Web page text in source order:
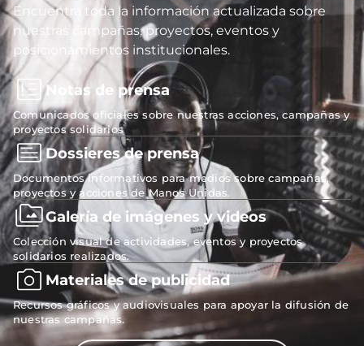
Encuentra toda la información actualizada sobre
nuestras campañas, proyectos, eventos y
posicionamientos institucionales.
Notas de prensa
Comunicados oficiales sobre nuestras acciones, campañas y
proyectos solidarios
Dossieres de prensa
Documentos informativos para medios sobre campañas,
proyectos y acciones de Manos Unidas.
Galería de imágenes y videos
Colección visual de actividades, eventos y proyectos
solidarios realizados.
Materiales de publicidad
Recursos gráficos y audiovisuales para apoyar la difusión de
nuestras campañas.